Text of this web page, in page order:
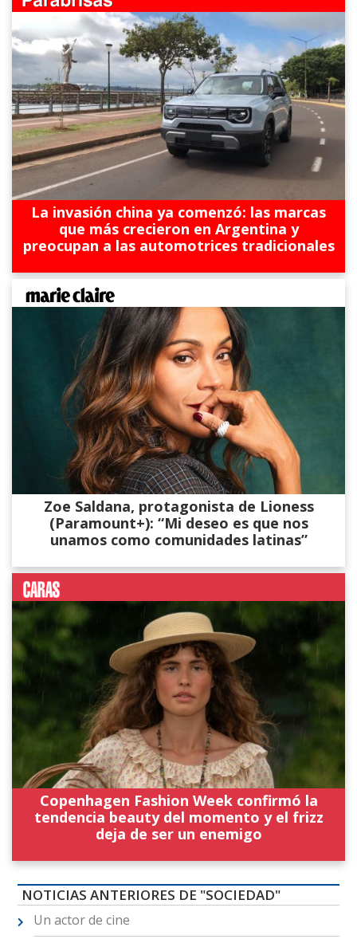
La invasión china ya comenzó: las marcas
que más crecieron en Argentina y
preocupan a las automotrices tradicionales
Zoe Saldana, protagonista de Lioness
(Paramount+): “Mi deseo es que nos
unamos como comunidades latinas”
Copenhagen Fashion Week confirmó la
tendencia beauty del momento y el frizz
deja de ser un enemigo
NOTICIAS ANTERIORES DE "SOCIEDAD"
Un actor de cine